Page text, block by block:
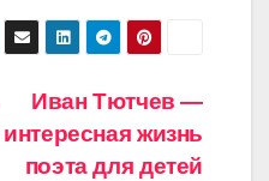
Иван Тютчев —
интересная жизнь
поэта для детей